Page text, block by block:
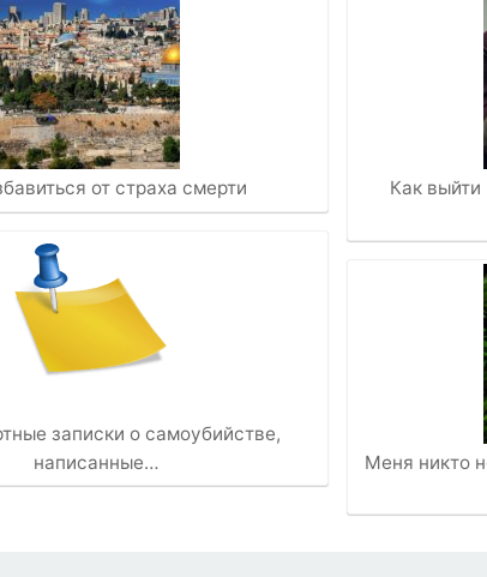
от страха смерти
записки о самоубийстве,
написанные…
Как выйти
Меня никто